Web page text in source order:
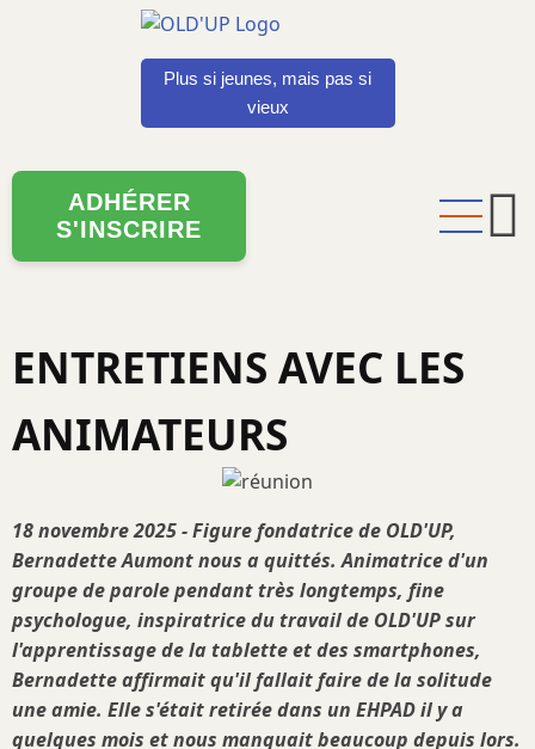
Plus si jeunes, mais pas si
vieux
ADHÉRER
S'INSCRIRE
ENTRETIENS AVEC LES
ANIMATEURS
18 novembre 2025 - Figure fondatrice de OLD'UP,
Bernadette Aumont nous a quittés. Animatrice d'un
groupe de parole pendant très longtemps, fine
psychologue, inspiratrice du travail de OLD'UP sur
l'apprentissage de la tablette et des smartphones,
Bernadette affirmait qu'il fallait faire de la solitude
une amie. Elle s'était retirée dans un EHPAD il y a
quelques mois et nous manquait beaucoup depuis lors.